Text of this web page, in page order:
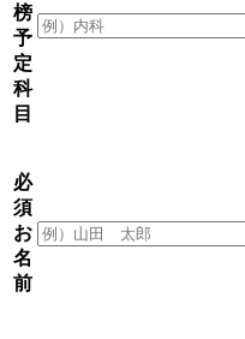
榜
予
定
科
目
必
須
お
名
前